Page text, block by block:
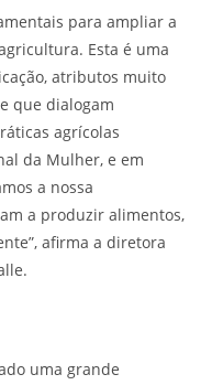
para ampliar a
Esta é uma
atributos muito
que dialogam
agrícolas
da Mulher, e em
a nossa
a produzir alimentos,
afirma a diretora
uma grande